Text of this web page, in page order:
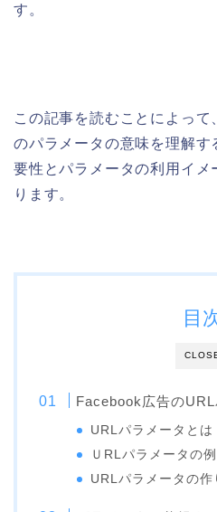
す。
この記事を読むことによっ
のパラメータの意味を理解す
要性とパラメータの利用イメ
ります。
目
Facebook広告のURL
URLパラメータとは
ＵRLパラメータの例
URLパラメータの作